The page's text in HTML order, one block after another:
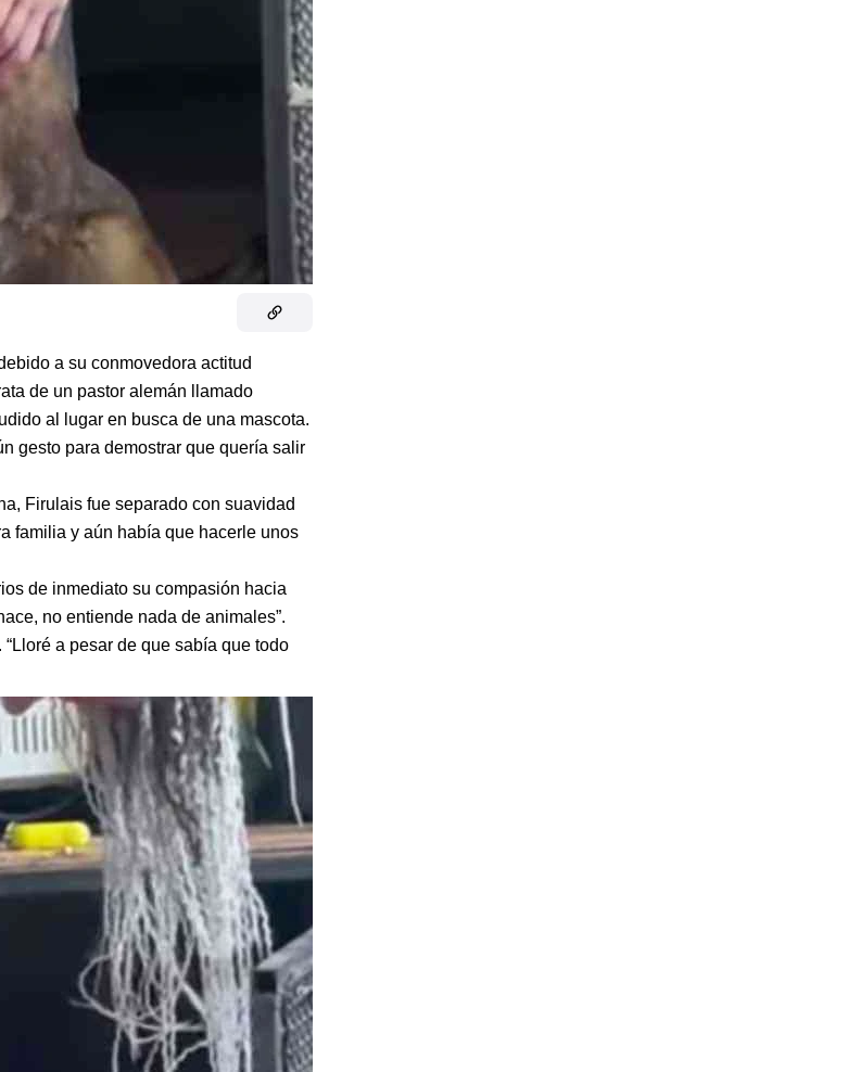
a su conmovedora actitud
de un pastor alemán llamado
al lugar en busca de una mascota.
gesto para demostrar que quería salir
Firulais fue separado con suavidad
familia y aún había que hacerle unos
de inmediato su compasión hacia
no entiende nada de animales”.
a pesar de que sabía que todo